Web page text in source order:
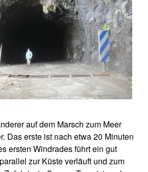
auf dem Marsch zum Meer
Das erste ist nach etwa 20 Minuten
ersten Windrades führt ein gut
zur Küste verläuft und zum